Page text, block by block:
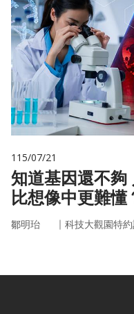
115/07/21
知道基因還不夠 人體為什麼
比想像中更難懂
鄒明珆 ｜ 科技大觀園特